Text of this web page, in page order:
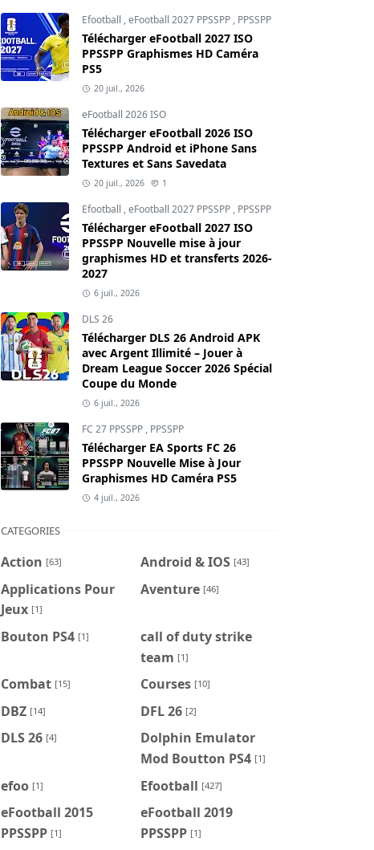
Efootball ,eFootball 2027 PPSSPP , PPSSPP
Télécharger eFootball 2027 ISO
PPSSPP Graphismes HD Caméra
PS5
20 juil., 2026
eFootball 2026 ISO
Télécharger eFootball 2026 ISO
PPSSPP Android et iPhone Sans
Textures et Sans Savedata
20 juil., 2026 1
Efootball ,eFootball 2027 PPSSPP , PPSSPP
Télécharger eFootball 2027 ISO
PPSSPP Nouvelle mise à jour
graphismes HD et transferts 2026-
2027
6 juil., 2026
DLS 26
Télécharger DLS 26 Android APK
avec Argent Illimité – Jouer à
Dream League Soccer 2026 Spécial
Coupe du Monde
6 juil., 2026
FC 27 PPSSPP , PPSSPP
Télécharger EA Sports FC 26
PPSSPP Nouvelle Mise à Jour
Graphismes HD Caméra PS5
4 juil., 2026
CATEGORIES
Action [63] Android & IOS [43]
Applications Pour
Jeux [1]
Aventure [46]
Bouton PS4 [1]
call of duty strike
team [1]
Combat [15] Courses [10]
DBZ [14] DFL 26 [2]
DLS 26 [4]
Dolphin Emulator
Mod Boutton PS4 [1]
efoo [1] Efootball [427]
eFootball 2015
PPSSPP [1]
eFootball 2019
PPSSPP [1]